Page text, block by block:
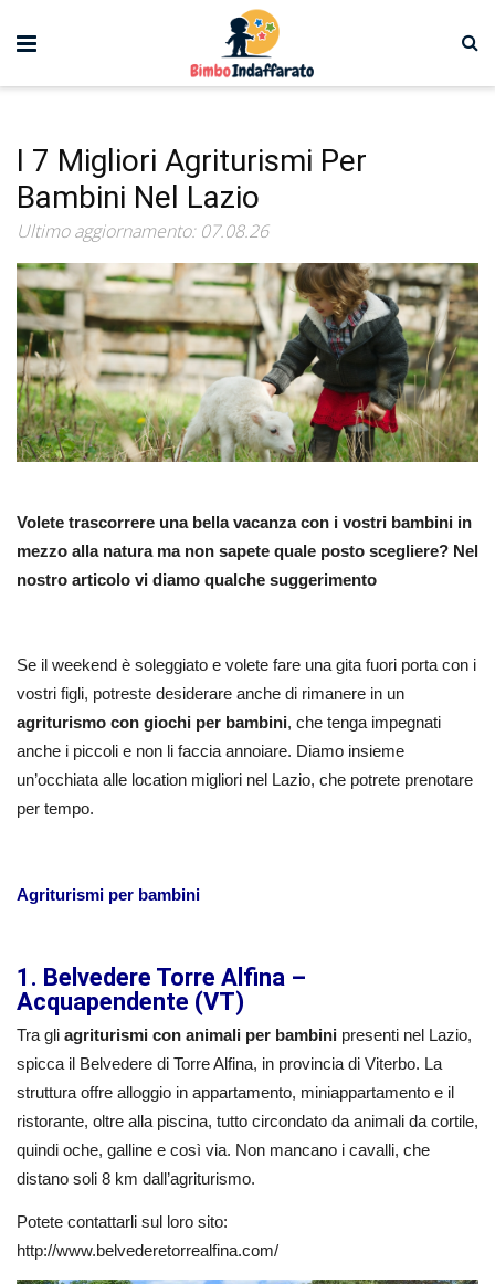
I 7 Migliori Agriturismi Per
Bambini Nel Lazio
Ultimo aggiornamento: 07.08.26
Volete trascorrere una bella vacanza con i vostri bambini in
mezzo alla natura ma non sapete quale posto scegliere? Nel
nostro articolo vi diamo qualche suggerimento
Se il weekend è soleggiato e volete fare una gita fuori porta con i
vostri figli, potreste desiderare anche di rimanere in un
agriturismo con giochi per bambini, che tenga impegnati
anche i piccoli e non li faccia annoiare. Diamo insieme
un’occhiata alle location migliori nel Lazio, che potrete prenotare
per tempo.
Agriturismi per bambini
1. Belvedere Torre Alfina –
Acquapendente (VT)
Tra gli agriturismi con animali per bambini presenti nel Lazio,
spicca il Belvedere di Torre Alfina, in provincia di Viterbo. La
struttura offre alloggio in appartamento, miniappartamento e il
ristorante, oltre alla piscina, tutto circondato da animali da cortile,
quindi oche, galline e così via. Non mancano i cavalli, che
distano soli 8 km dall’agriturismo.
Potete contattarli sul loro sito:
http://www.belvederetorrealfina.com/